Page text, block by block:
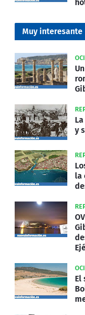
Muy interesante
y
la
El